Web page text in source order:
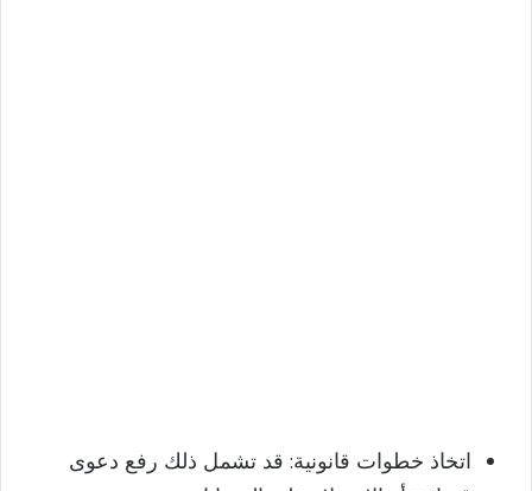
اتخاذ خطوات قانونية: قد تشمل ذلك رفع دعوى